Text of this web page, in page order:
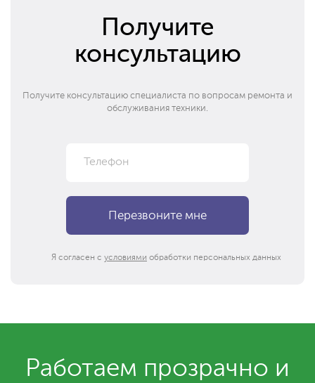
Получите
консультацию
Получите консультацию специалиста по вопросам ремонта и
обслуживания техники.
Я согласен с условиями обработки персональных данных
Работаем прозрачно и